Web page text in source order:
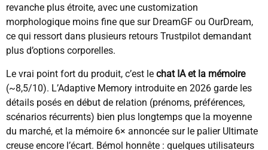
revanche plus étroite, avec une customization
morphologique moins fine que sur DreamGF ou OurDream,
ce qui ressort dans plusieurs retours Trustpilot demandant
plus d’options corporelles.
Le vrai point fort du produit, c’est le chat IA et la mémoire
(~8,5/10). L’Adaptive Memory introduite en 2026 garde les
détails posés en début de relation (prénoms, préférences,
scénarios récurrents) bien plus longtemps que la moyenne
du marché, et la mémoire 6× annoncée sur le palier Ultimate
creuse encore l’écart. Bémol honnête : quelques utilisateurs